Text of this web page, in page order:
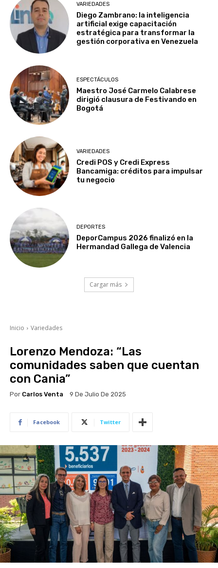
VARIEDADES
Diego Zambrano: la inteligencia
artificial exige capacitación
estratégica para transformar la
gestión corporativa en Venezuela
ESPECTÁCULOS
Maestro José Carmelo Calabrese
dirigió clausura de Festivando en
Bogotá
VARIEDADES
Credi POS y Credi Express
Bancamiga: créditos para impulsar
tu negocio
DEPORTES
DeporCampus 2026 finalizó en la
Hermandad Gallega de Valencia
Cargar más